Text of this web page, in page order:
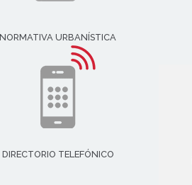
NORMATIVA URBANÍSTICA
DIRECTORIO TELEFÓNICO